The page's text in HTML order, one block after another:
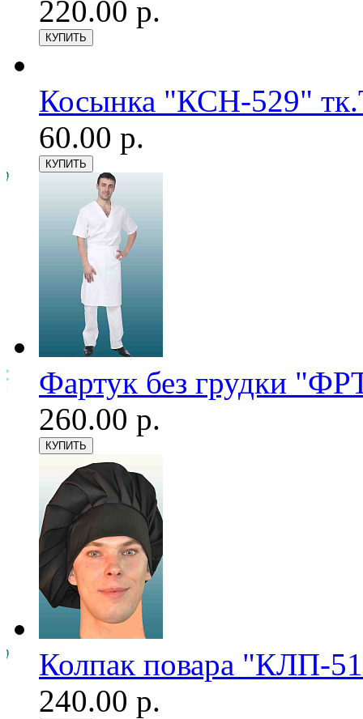
220.00 р.
Косынка "КСН-529"
60.00 р.
Фартук без грудки
260.00 р.
Колпак повара "КЛП-
240.00 р.